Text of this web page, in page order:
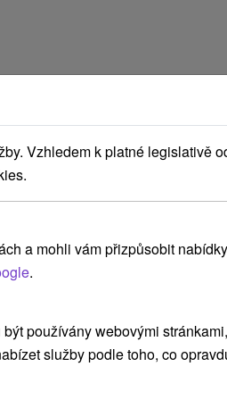
Vzhledem k platné legislativě
a mohli vám přizpůsobit
.
používány webovými
služby podle toho, co